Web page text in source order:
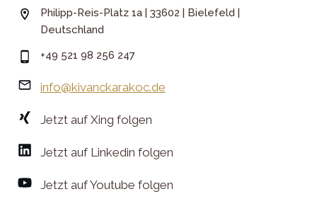
Philipp-Reis-Platz 1a | 33602 | Bielefeld |
Deutschland
+49 521 98 256 247
info@kivanckarakoc.de
Jetzt auf Xing folgen
Jetzt auf Linkedin folgen
Jetzt auf Youtube folgen